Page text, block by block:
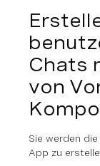
Chats
von
Sie werden
App zu